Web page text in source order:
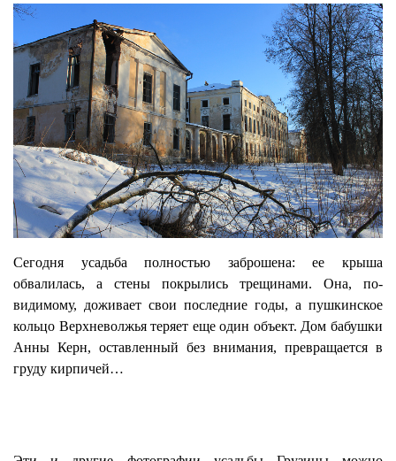
Сегодня усадьба полностью заброшена: ее крыша
обвалилась, а стены покрылись трещинами. Она, по-
видимому, доживает свои последние годы, а пушкинское
кольцо Верхневолжья теряет еще один объект. Дом бабушки
Анны Керн, оставленный без внимания, превращается в
груду кирпичей…